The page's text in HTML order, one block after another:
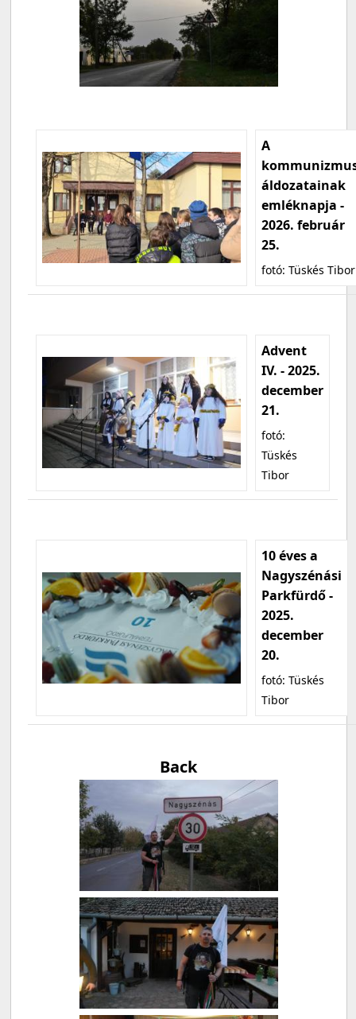
A
áldozatainak
emléknapja -
2026. február
25.
fotó: Tüskés Tibor
Advent
IV. - 2025.
december
21.
fotó:
Tüskés
Tibor
10 éves a
Nagyszénási
Parkfürdő -
2025.
december
20.
fotó: Tüskés
Tibor
Back